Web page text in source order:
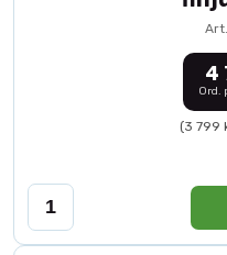
4
Ord.
(3 799